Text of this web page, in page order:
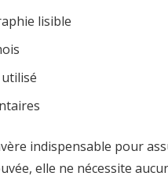
lisible
indispensable pour
elle ne nécessite